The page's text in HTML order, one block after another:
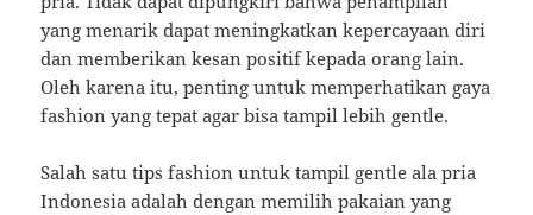
yang menarik dapat meningkatkan kepercayaan diri
dan memberikan kesan positif kepada orang lain.
Oleh karena itu, penting untuk memperhatikan gaya
fashion yang tepat agar bisa tampil lebih gentle.
Salah satu tips fashion untuk tampil gentle ala pria
Indonesia adalah dengan memilih pakaian yang